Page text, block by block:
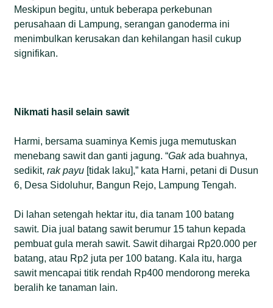
Meskipun begitu, untuk beberapa perkebunan
perusahaan di Lampung, serangan ganoderma ini
menimbulkan kerusakan dan kehilangan hasil cukup
signifikan.
Nikmati hasil selain sawit
Harmi, bersama suaminya Kemis juga memutuskan
menebang sawit dan ganti jagung. “Gakada buahnya,
sedikit,rak payu [tidak laku],” kata Harni, petani di Dusun
6, Desa Sidoluhur, Bangun Rejo, Lampung Tengah.
Di lahan setengah hektar itu, dia tanam 100 batang
sawit. Dia jual batang sawit berumur 15 tahun kepada
pembuat gula merah sawit. Sawit dihargai Rp20.000 per
batang, atau Rp2 juta per 100 batang. Kala itu, harga
sawit mencapai titik rendah Rp400 mendorong mereka
beralih ke tanaman lain.